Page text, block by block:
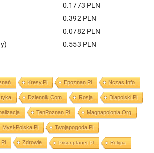
0.1773 PLN
0.392 PLN
0.0782 PLN
0.553 PLN
Kresy.pl Epoznan.pl Nczas.info
Dziennik.com Rosja Dlapolski.pl
TenPoznan.pl Magnapolonia.org
Mysl-Polska.pl Twojapogoda.pl
Zdrowie Prisonplanet.pl Religia